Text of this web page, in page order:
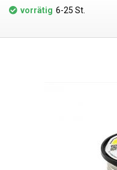
Kurzschlüssen zwischen den
das Löten von THT, SMD
unabhängig von der
vorrätig 6-25 St.